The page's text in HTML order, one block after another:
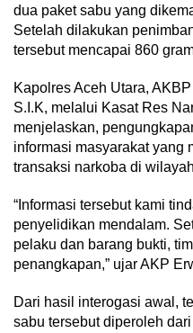
dua paket sabu yang
Setelah dilakukan
tersebut mencapai 860
Kapolres Aceh Utara,
S.I.K, melalui Kasat Res
menjelaskan,
informasi masyarakat yang
transaksi narkoba di
“Informasi tersebut kami
penyelidikan mendalam.
pelaku dan barang bukti,
penangkapan,” ujar AKP
Dari hasil interogasi awal,
sabu tersebut diperoleh